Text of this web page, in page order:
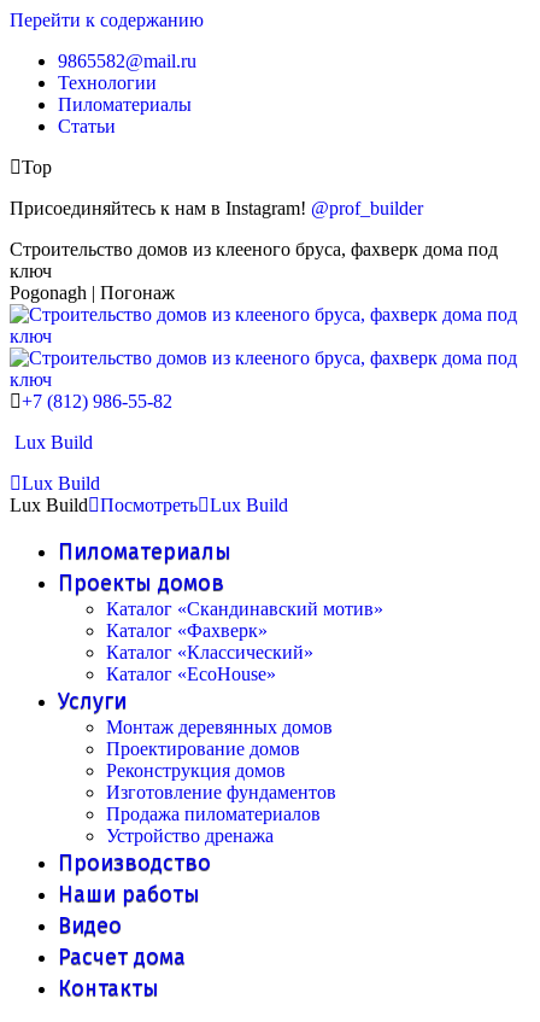
Перейти к содержанию
9865582@mail.ru
Технологии
Пиломатериалы
Статьи
Top
Присоединяйтесь к нам в Instagram! @prof_builder
Строительство домов из клееного бруса, фахверк дома под
ключ
Pogonagh | Погонаж
+7 (812) 986-55-82
Lux Build
Lux Build
Lux Build
Посмотреть Lux Build
Пиломатериалы
Проекты домов
Каталог «Скандинавский мотив»
Каталог «Фахверк»
Каталог «Классический»
Каталог «EcoHouse»
Услуги
Монтаж деревянных домов
Проектирование домов
Реконструкция домов
Изготовление фундаментов
Продажа пиломатериалов
Устройство дренажа
Производство
Наши работы
Видео
Расчет дома
Контакты